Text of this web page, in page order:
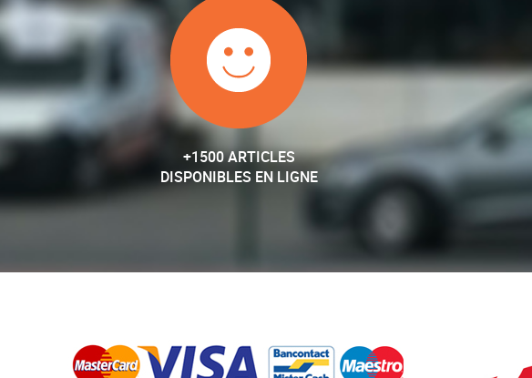
+1500 ARTICLES
DISPONIBLES EN LIGNE